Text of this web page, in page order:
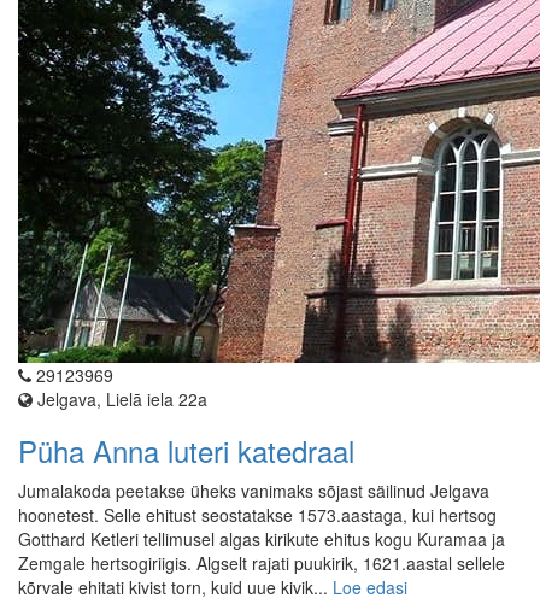
29123969
Jelgava, Lielā iela 22a
Püha Anna luteri katedraal
Jumalakoda peetakse üheks vanimaks sõjast säilinud Jelgava
hoonetest. Selle ehitust seostatakse 1573.aastaga, kui hertsog
Gotthard Ketleri tellimusel algas kirikute ehitus kogu Kuramaa ja
Zemgale hertsogiriigis. Algselt rajati puukirik, 1621.aastal sellele
kõrvale ehitati kivist torn, kuid uue kivik... Loe edasi